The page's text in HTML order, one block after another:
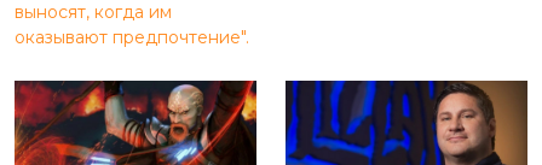
выносят, когда им
оказывают предпочтение".